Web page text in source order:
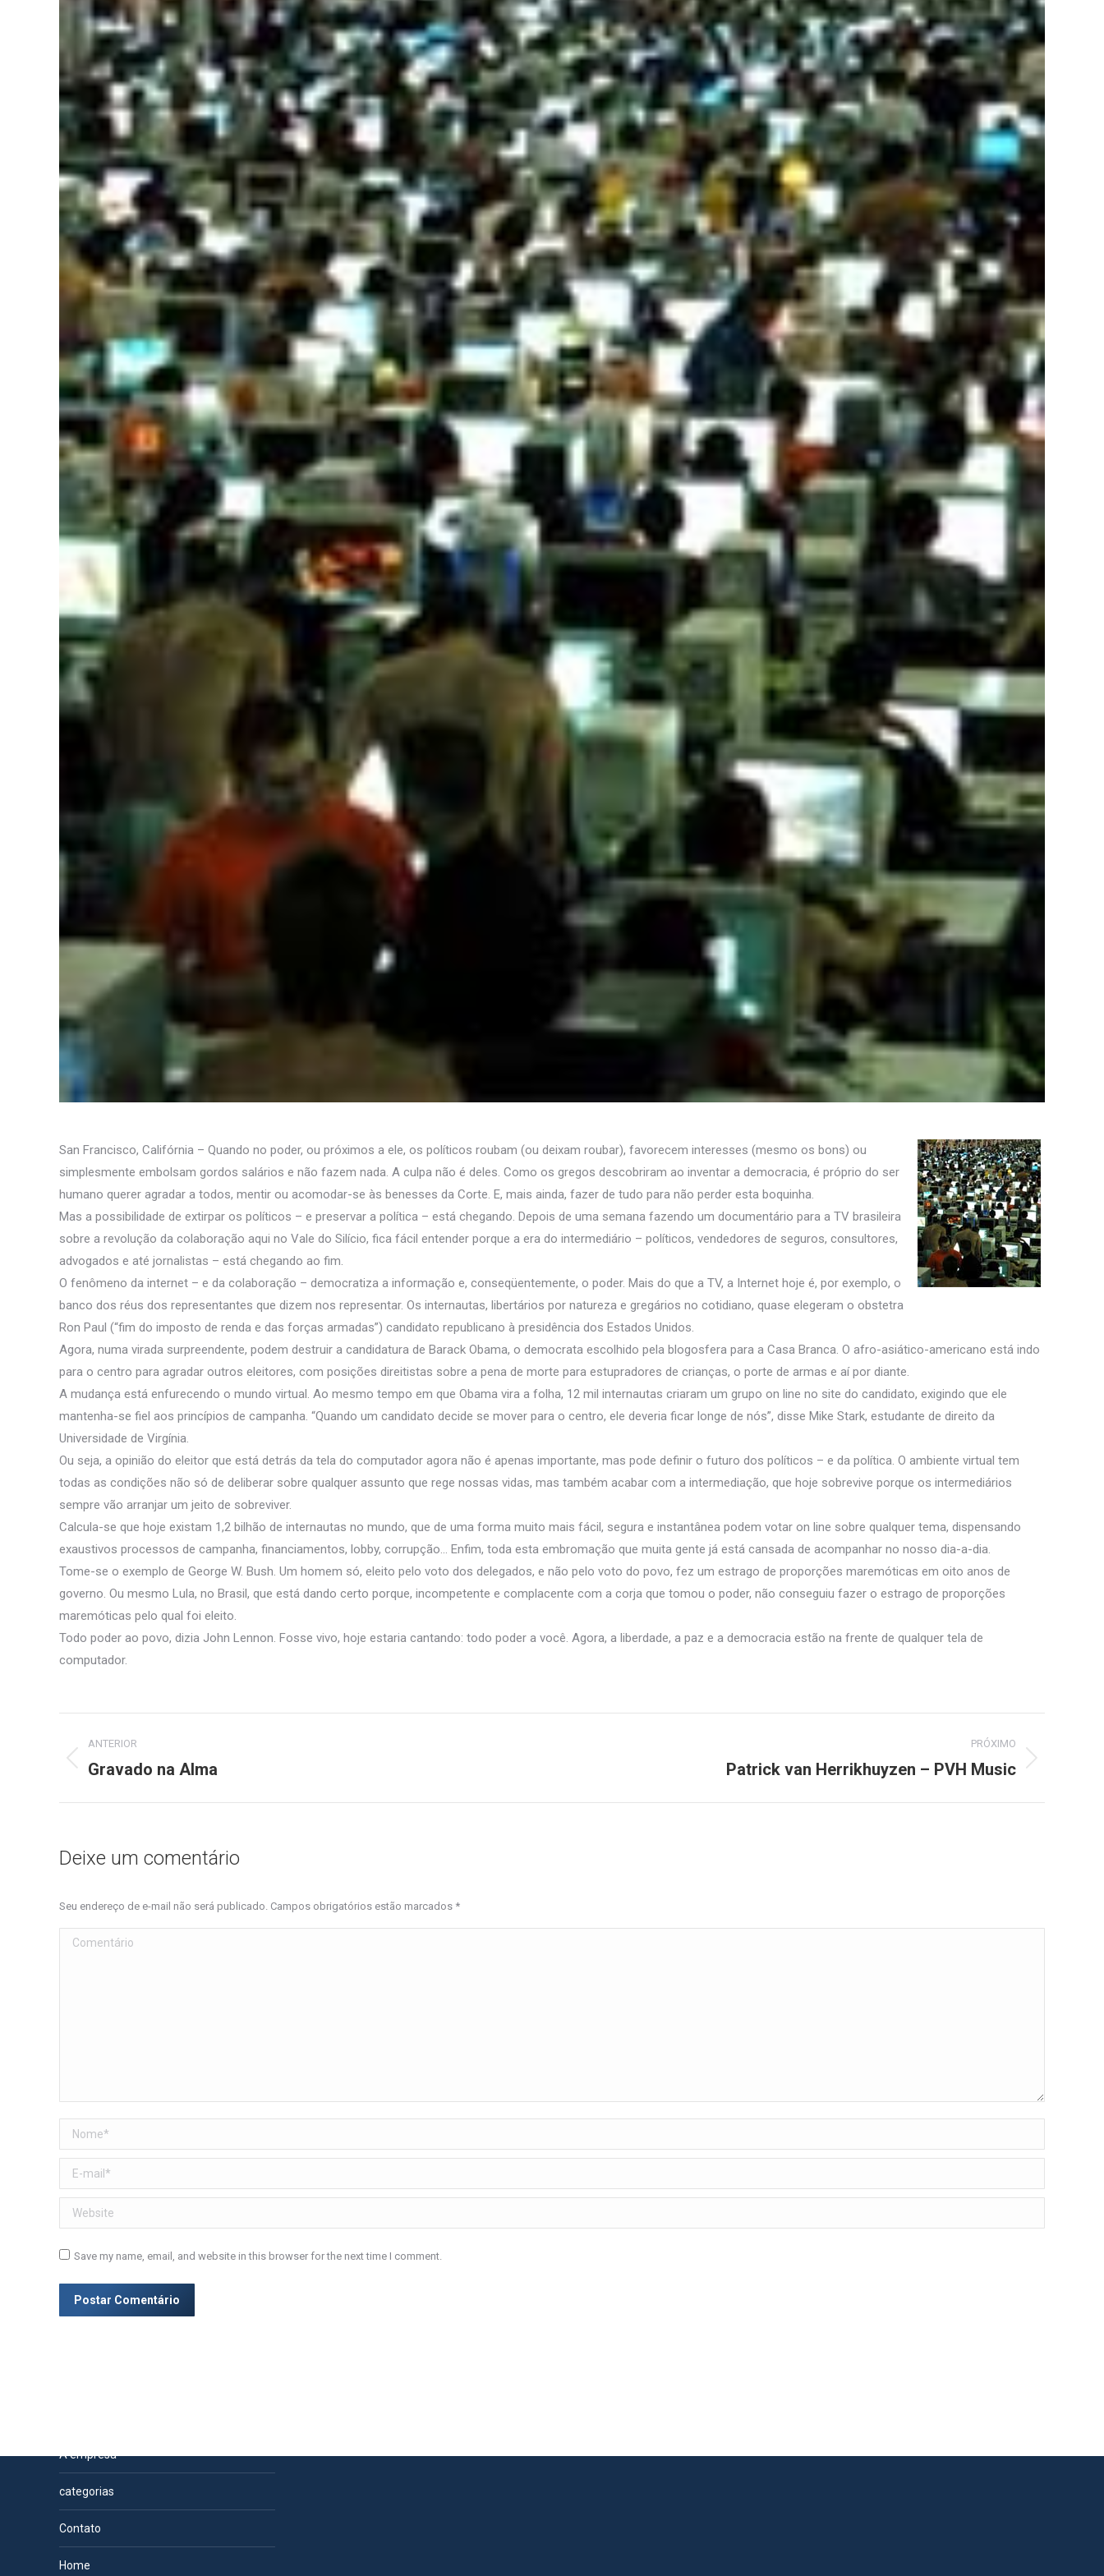
San Francisco, Califórnia – Quando no poder, ou próximos a ele, os políticos roubam (ou deixam roubar), favorecem interesses (mesmo os bons) ou
simplesmente embolsam gordos salários e não fazem nada. A culpa não é deles. Como os gregos descobriram ao inventar a democracia, é próprio do ser
humano querer agradar a todos, mentir ou acomodar-se às benesses da Corte. E, mais ainda, fazer de tudo para não perder esta boquinha.
Mas a possibilidade de extirpar os políticos – e preservar a política – está chegando. Depois de uma semana fazendo um documentário para a TV brasileira
sobre a revolução da colaboração aqui no Vale do Silício, fica fácil entender porque a era do intermediário – políticos, vendedores de seguros, consultores,
advogados e até jornalistas – está chegando ao fim.
O fenômeno da internet – e da colaboração – democratiza a informação e, conseqüentemente, o poder. Mais do que a TV, a Internet hoje é, por exemplo, o
banco dos réus dos representantes que dizem nos representar. Os internautas, libertários por natureza e gregários no cotidiano, quase elegeram o obstetra
Ron Paul (“fim do imposto de renda e das forças armadas”) candidato republicano à presidência dos Estados Unidos.
Agora, numa virada surpreendente, podem destruir a candidatura de Barack Obama, o democrata escolhido pela blogosfera para a Casa Branca. O afro-asiático-americano está indo
para o centro para agradar outros eleitores, com posições direitistas sobre a pena de morte para estupradores de crianças, o porte de armas e aí por diante.
A mudança está enfurecendo o mundo virtual. Ao mesmo tempo em que Obama vira a folha, 12 mil internautas criaram um grupo on line no site do candidato, exigindo que ele
mantenha-se fiel aos princípios de campanha. “Quando um candidato decide se mover para o centro, ele deveria ficar longe de nós”, disse Mike Stark, estudante de direito da
Universidade de Virgínia.
Ou seja, a opinião do eleitor que está detrás da tela do computador agora não é apenas importante, mas pode definir o futuro dos políticos – e da política. O ambiente virtual tem
todas as condições não só de deliberar sobre qualquer assunto que rege nossas vidas, mas também acabar com a intermediação, que hoje sobrevive porque os intermediários
sempre vão arranjar um jeito de sobreviver.
Calcula-se que hoje existam 1,2 bilhão de internautas no mundo, que de uma forma muito mais fácil, segura e instantânea podem votar on line sobre qualquer tema, dispensando
exaustivos processos de campanha, financiamentos, lobby, corrupção… Enfim, toda esta embromação que muita gente já está cansada de acompanhar no nosso dia-a-dia.
Tome-se o exemplo de George W. Bush. Um homem só, eleito pelo voto dos delegados, e não pelo voto do povo, fez um estrago de proporções maremóticas em oito anos de
governo. Ou mesmo Lula, no Brasil, que está dando certo porque, incompetente e complacente com a corja que tomou o poder, não conseguiu fazer o estrago de proporções
maremóticas pelo qual foi eleito.
Todo poder ao povo, dizia John Lennon. Fosse vivo, hoje estaria cantando: todo poder a você. Agora, a liberdade, a paz e a democracia estão na frente de qualquer tela de
computador.
de
post:
ANTERIOR
Post
Gravado na Alma
PRÓXIMO
Patrick van Herrikhuyzen – PVH Music
Deixe um comentário
Seu endereço de e-mail não será publicado. Campos obrigatórios estão marcados *
Comentário
Nome *
E-mail *
Website
Save my name, email, and website in this browser for the next time I comment.
Postar Comentário
A empresa
categorias
Contato
Home